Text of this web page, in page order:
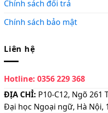
Chính sách đổi trả
Chính sách bảo mật
Liên hệ
Hotline: 0356 229 368
ĐỊA CHỈ: P10-C12, Ngõ
Đại học Ngoại ngữ, Hà Nội,